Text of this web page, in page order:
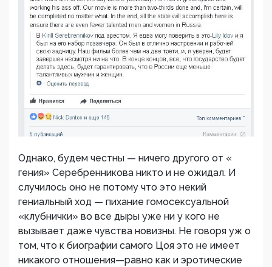
Однако, будем честны — ничего другого от «
гения» Серебренникова никто и не ожидал. И
случилось оно не потому что это некий
гениальный ход — пихание гомосексуальной
«клубнички» во все дыры уже ни у кого не
вызывает даже чувства новизны. Не говоря уж о
том, что к биографии самого Цоя это не имеет
никакого отношения—равно как и эротические